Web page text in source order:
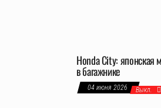
Honda City:
в багажнике
04 июня 2026 Выкл.